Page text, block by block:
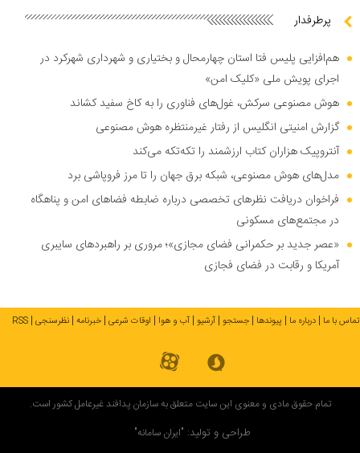
پرطرفدار
هم‌افزایی پلیس فتا استان چهارمحال و بختیاری و شهرداری شهرکرد در
اجرای پویش ملی «کلیک امن»
هوش مصنوعی سرکش، غول‌های فناوری را به کاخ سفید کشاند
گزارش امنیتی انگلیس از رفتار غیرمنتظره هوش مصنوعی
آنتروپیک هزاران کتاب ارزشمند را تکه‌تکه می‌کند
مدل‌های هوش مصنوعی، شبکه برق جهان را تا مرز فروپاشی برد
فراخوان دریافت نظر‌های تخصصی درباره ضابطه فضا‌های امن و پناهگاه
در مجتمع‌های مسکونی
«عصر جدید بر حکمرانی فضای مجازی»؛ مروری بر راهبرد‌های سایبری
آمریکا و رقابت در فضای فجازی
تماس با ما درباره ما پیوندها جستجو آرشیو آب و هوا اوقات شرعی خبرنامه نظرسنجی RSS
تمام حقوق مادی و معنوی این سایت متعلق به سازمان پدافند غیرعامل کشور است.
طراحی و تولید: "ایران سامانه"